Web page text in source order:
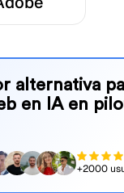
alternativa
en IA en
+2000